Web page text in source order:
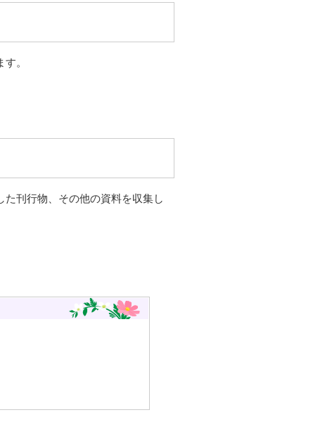
。
刊行物、その他の資料を収集し